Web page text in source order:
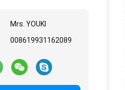
Mrs. YOUKI
008619931162089